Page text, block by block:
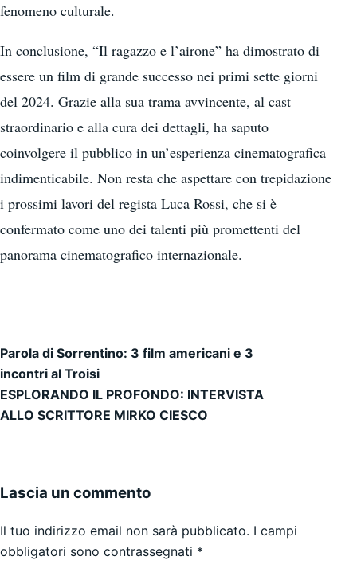
fenomeno culturale.
In conclusione, “Il ragazzo e l’airone” ha dimostrato di
essere un film di grande successo nei primi sette giorni
del 2024. Grazie alla sua trama avvincente, al cast
straordinario e alla cura dei dettagli, ha saputo
coinvolgere il pubblico in un’esperienza cinematografica
indimenticabile. Non resta che aspettare con trepidazione
i prossimi lavori del regista Luca Rossi, che si è
confermato come uno dei talenti più promettenti del
panorama cinematografico internazionale.
Navigazione articoli
Parola di Sorrentino: 3 film americani e 3
incontri al Troisi
ESPLORANDO IL PROFONDO: INTERVISTA
ALLO SCRITTORE MIRKO CIESCO
Lascia un commento
Il tuo indirizzo email non sarà pubblicato. I campi
obbligatori sono contrassegnati *